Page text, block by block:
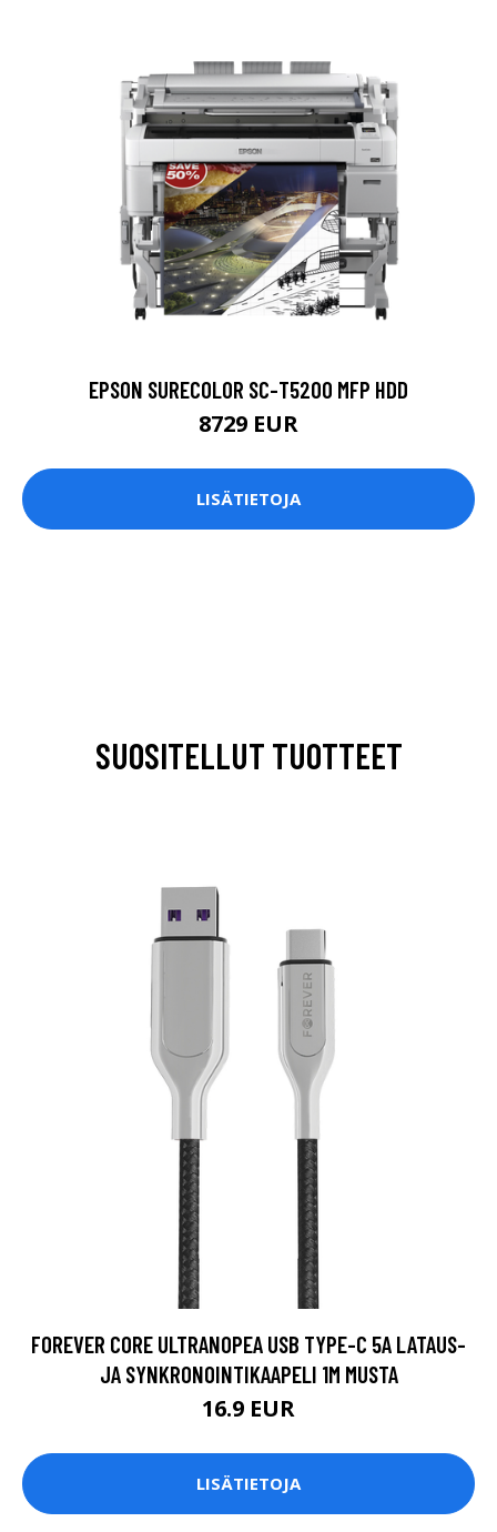
EPSON SURECOLOR SC-T5200 MFP HDD
8729 EUR
LISÄTIETOJA
SUOSITELLUT TUOTTEET
FOREVER CORE ULTRANOPEA USB TYPE-C 5A LATAUS-
JA SYNKRONOINTIKAAPELI 1M MUSTA
16.9 EUR
LISÄTIETOJA